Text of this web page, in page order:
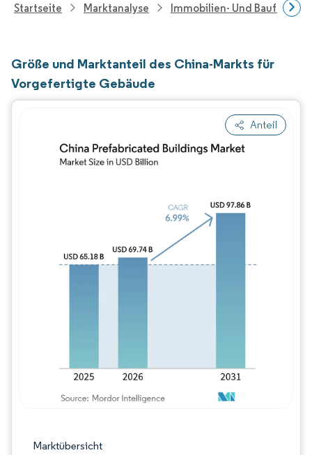
Startseite Marktanalyse Immobilien- Und
Größe und Marktanteil des China-Markts für
Vorgefertigte Gebäude
Anteil
Marktübersicht